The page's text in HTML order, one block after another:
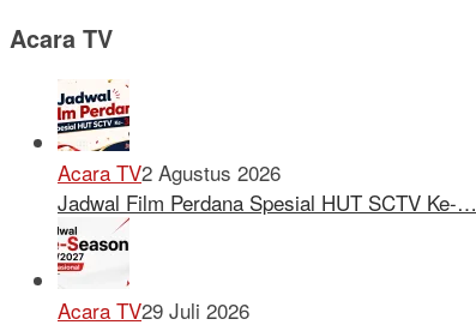
Acara TV
Acara TV2 Agustus 2026
Jadwal Film Perdana Spesial HUT SCTV Ke-…
Acara TV29 Juli 2026